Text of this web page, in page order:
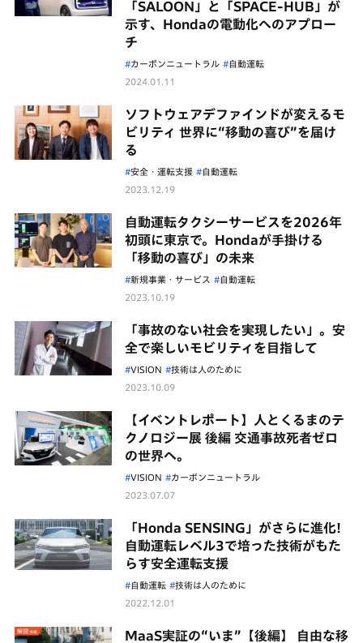
「SALOON」と「SPACE-HUB」が
示す、Hondaの電動化へのアプロー
チ
カーボンニュートラル
自動運転
2024.01.11
ソフトウェアデファインドが変えるモ
ビリティ 世界に“移動の喜び”を届け
る
安全・運転支援
自動運転
2023.12.19
自動運転タクシーサービスを2026年
初頭に東京で。Hondaが手掛ける
「移動の喜び」の未来
新規事業・サービス
自動運転
2023.10.19
「事故のない社会を実現したい」。安
全で楽しいモビリティを目指して
VISION
技術は人のために
2023.10.09
【イベントレポート】人とくるまのテ
クノロジー展 後編 交通事故死者ゼロ
の世界へ。
VISION
カーボンニュートラル
2023.07.07
「Honda SENSING」がさらに進化!
自動運転レベル3で培った技術がもた
らす安全運転支援
自動運転
技術は人のために
2022.12.01
MaaS実証の“いま”【後編】 自由な移